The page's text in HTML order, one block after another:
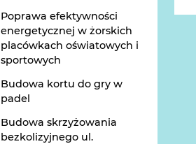
Poprawa efektywności
energetycznej w żorskich
placówkach oświatowych i
sportowych
Budowa kortu do gry w
padel
Budowa skrzyżowania
bezkolizyjnego ul.